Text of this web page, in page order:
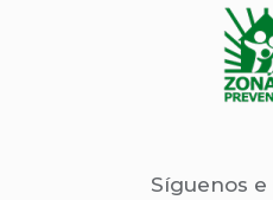
Síguenos